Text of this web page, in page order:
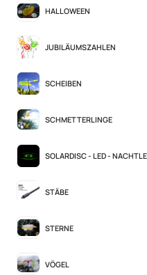
HALLOWEEN
JUBILÄUMSZAHLEN
SCHEIBEN
SCHMETTERLINGE
SOLARDISC - LED -
STÄBE
STERNE
VÖGEL